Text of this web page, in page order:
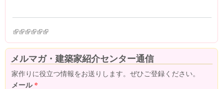
(link is external)
(link is external)
(link is external)
(link is external)
(link is external)
(link is external)
メルマガ・建築家紹介センター通信
家作りに役立つ情報をお送りします。ぜひご登録ください。
メール*